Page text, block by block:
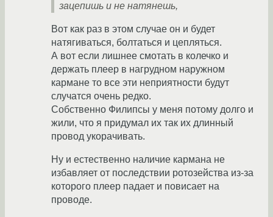
зацепишь и не натянешь,
Вот как раз в этом случае он и будет
натягиваться, болтаться и цепляться.
А вот если лишнее смотать в колечко и
держать плеер в нагрудном наружном
кармане то все эти неприятности будут
случатся очень редко.
Собственно Филипсы у меня потому долго и
жили, что я придумал их так их длинный
провод укорачивать.
Ну и естественно наличие кармана не
избавляет от последствии ротозейства из-за
которого плеер падает и повисает на
проводе.